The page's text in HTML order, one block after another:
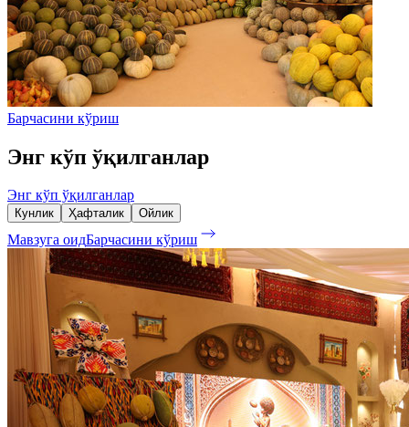
Барчасини кўриш
Энг кўп ўқилганлар
Энг кўп ўқилганлар
Кунлик Ҳафталик Ойлик
Мавзуга оидБарчасини кўриш